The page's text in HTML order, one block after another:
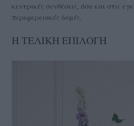
κεντρικές συνθέσεις, όσο και στις
περιφερειακές δομές.
Η ΤΕΛΙΚΗ ΕΠΙΛΟΓΗ